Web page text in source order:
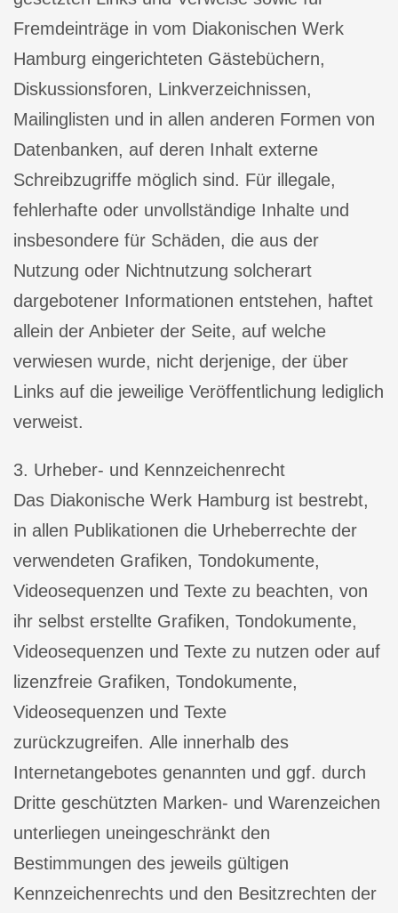
Fremdeinträge in vom Diakonischen Werk
Hamburg eingerichteten Gästebüchern,
Diskussionsforen, Linkverzeichnissen,
Mailinglisten und in allen anderen Formen von
Datenbanken, auf deren Inhalt externe
Schreibzugriffe möglich sind. Für illegale,
fehlerhafte oder unvollständige Inhalte und
insbesondere für Schäden, die aus der
Nutzung oder Nichtnutzung solcherart
dargebotener Informationen entstehen, haftet
allein der Anbieter der Seite, auf welche
verwiesen wurde, nicht derjenige, der über
Links auf die jeweilige Veröffentlichung lediglich
verweist.
3. Urheber- und Kennzeichenrecht
Das Diakonische Werk Hamburg ist bestrebt,
in allen Publikationen die Urheberrechte der
verwendeten Grafiken, Tondokumente,
Videosequenzen und Texte zu beachten, von
ihr selbst erstellte Grafiken, Tondokumente,
Videosequenzen und Texte zu nutzen oder auf
lizenzfreie Grafiken, Tondokumente,
Videosequenzen und Texte
zurückzugreifen. Alle innerhalb des
Internetangebotes genannten und ggf. durch
Dritte geschützten Marken- und Warenzeichen
unterliegen uneingeschränkt den
Bestimmungen des jeweils gültigen
Kennzeichenrechts und den Besitzrechten der